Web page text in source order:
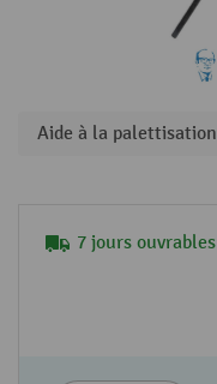
7 jours ouvrables